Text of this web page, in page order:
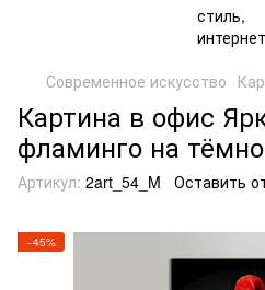
Современное искусство
Картина в офис
фламинго на
Артикул: 2art_54_M Оставить
−45%